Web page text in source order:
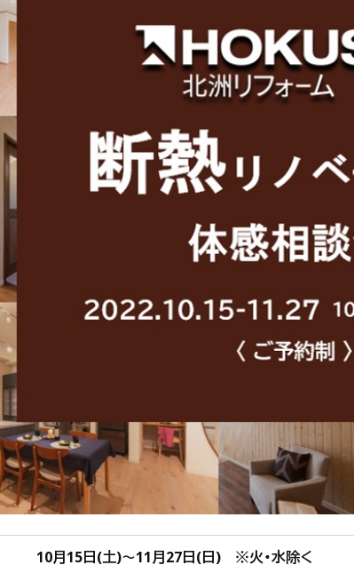
10月15日(土)～11月27日(日) ※火・水除く